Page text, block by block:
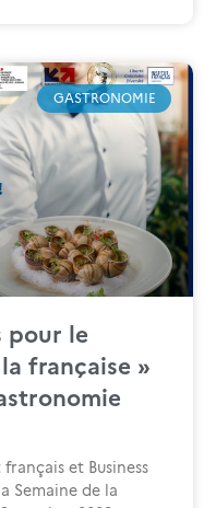
GASTRONOMIE
pour le
française »
français et Business
Semaine de la